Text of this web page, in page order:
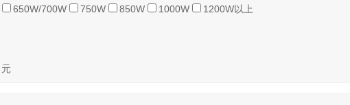
650W/700W 750W 850W 1000W
1200W以上
元